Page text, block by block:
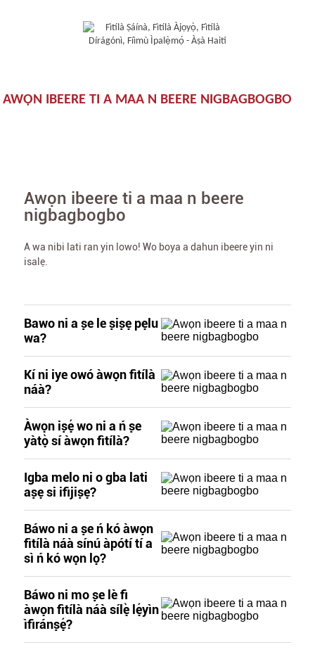
AWỌN IBEERE TI A MAA N BEERE NIGBAGBOGBO
Awọn ibeere ti a maa n beere
nigbagbogbo
A wa nibi lati ran yin lowo! Wo boya a dahun ibeere yin ni
isalẹ.
Bawo ni a ṣe le ṣiṣẹ pẹlu
wa?
Kí ni iye owó àwọn fìtílà
náà?
Àwọn iṣẹ́ wo ni a ń ṣe
yàtọ̀ sí àwọn fìtílà?
Igba melo ni o gba lati
aṣẹ si ifijiṣẹ?
Báwo ni a ṣe ń kó àwọn
fìtílà náà sínú àpótí tí a
sì ń kó wọn lọ?
Báwo ni mo ṣe lè fi
àwọn fìtílà náà sílẹ̀ lẹ́yìn
ìfiránṣẹ́?